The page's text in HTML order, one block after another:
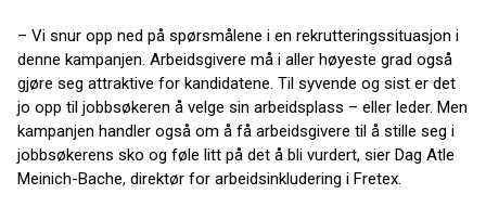
– Vi snur opp ned på spørsmålene i en rekrutteringssituasjon i
denne kampanjen. Arbeidsgivere må i aller høyeste grad også
gjøre seg attraktive for kandidatene. Til syvende og sist er det
jo opp til jobbsøkeren å velge sin arbeidsplass – eller leder. Men
kampanjen handler også om å få arbeidsgivere til å stille seg i
jobbsøkerens sko og føle litt på det å bli vurdert, sier Dag Atle
Meinich-Bache, direktør for arbeidsinkludering i Fretex.